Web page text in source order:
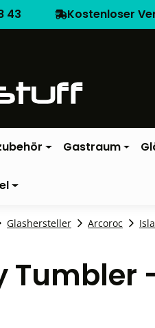
43 Kostenloser
Gastraum
Glashersteller Arcoroc
Tumbler